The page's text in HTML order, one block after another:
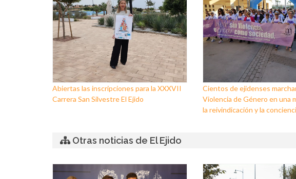
Abiertas las inscripciones para la XXXVII
Carrera San Silvestre El Ejido
Cientos de ejidenses
Violencia de Género en una
la reivindicación y la
Otras noticias de El Ejido